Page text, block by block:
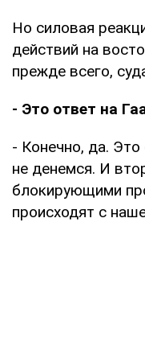
Но силовая
действий на
прежде всего,
- Это ответ на
- Конечно, да. Это
не денемся. И
блокирующими
происходят с